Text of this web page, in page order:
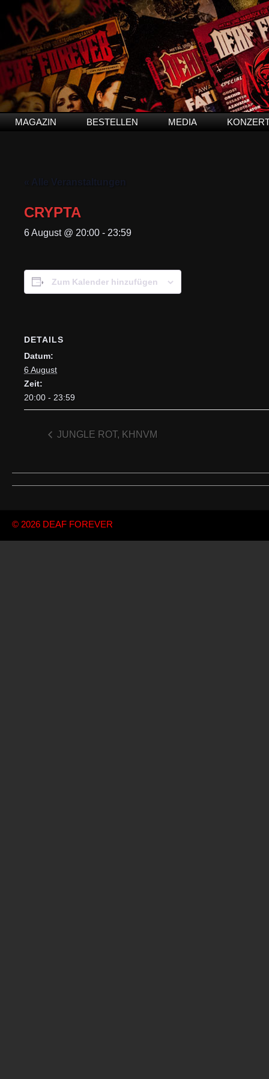
MAGAZIN BESTELLEN MEDIA
« Alle Veranstaltungen
CRYPTA
6 August @ 20:00 - 23:59
Zum Kalender hinzufügen
DETAILS
Datum:
6 August
Zeit:
20:00 - 23:59
JUNGLE ROT, KHNVM
© 2026 DEAF FOREVER